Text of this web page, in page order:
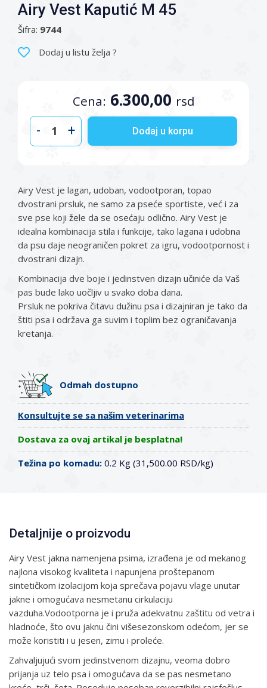
Airy Vest Kaputić M 45
Šifra: 9744
Dodaj u listu želja ?
Cena: 6.300,00 rsd
- + Dodaj u korpu
Airy Vest je lagan, udoban, vodootporan, topao
dvostrani prsluk, ne samo za pseće sportiste, već i za
sve pse koji žele da se osećaju odlično. Airy Vest je
idealna kombinacija stila i funkcije, tako lagana i udobna
da psu daje neograničen pokret za igru, vodootpornost i
dvostrani dizajn.
Kombinacija dve boje i jedinstven dizajn učiniće da Vaš
pas bude lako uočljiv u svako doba dana.
Prsluk ne pokriva čitavu dužinu psa i dizajniran je tako da
štiti psa i održava ga suvim i toplim bez ograničavanja
kretanja.
Odmah dostupno
Konsultujte se sa našim veterinarima
Dostava za ovaj artikal je besplatna!
Težina po komadu: 0.2 Kg (31,500.00 RSD/kg)
Detaljnije o proizvodu
Airy Vest jakna namenjena psima, izrađena je od mekanog
najlona visokog kvaliteta i napunjena proštepanom
sintetičkom izolacijom koja sprečava pojavu vlage unutar
jakne i omogućava nesmetanu cirkulaciju
vazduha.Vodootporna je i pruža adekvatnu zaštitu od vetra i
hladnoće, što ovu jaknu čini višesezonskom odećom, jer se
može koristiti i u jesen, zimu i proleće.
Zahvaljujući svom jedinstvenom dizajnu, veoma dobro
prijanja uz telo psa i omogućava da se pas nesmetano